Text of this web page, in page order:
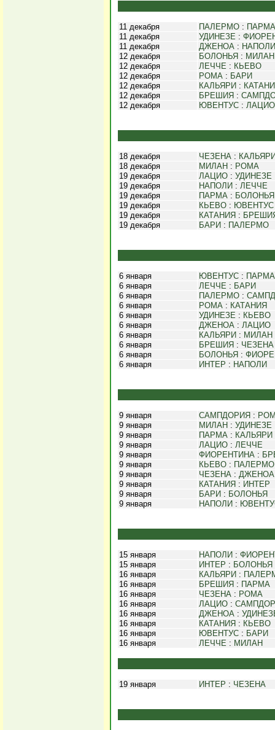
11 декабря ПАЛЕРМО : ПАРМА
11 декабря
УДИНЕЗЕ :
11 декабря
ДЖЕНОА : НАПОЛИ
12 декабря
БОЛОНЬЯ : МИЛАН
12 декабря
ЛЕЧЧЕ : КЬЕВО
12 декабря
РОМА : БАРИ
12 декабря
КАЛЬЯРИ :
12 декабря
БРЕШИЯ :
12 декабря
ЮВЕНТУС : ЛАЦИО
18 декабря ЧЕЗЕНА :
18 декабря
МИЛАН : РОМА
19 декабря
ЛАЦИО : УДИНЕЗЕ
19 декабря
НАПОЛИ : ЛЕЧЧЕ
19 декабря
ПАРМА : БОЛОНЬЯ
19 декабря
КЬЕВО : ЮВЕНТУС
19 декабря
КАТАНИЯ :
19 декабря
БАРИ : ПАЛЕРМО
6 января ЮВЕНТУС : ПАРМА
6 января
ЛЕЧЧЕ : БАРИ
6 января
ПАЛЕРМО :
6 января
РОМА : КАТАНИЯ
6 января
УДИНЕЗЕ : КЬЕВО
6 января
ДЖЕНОА : ЛАЦИО
6 января
КАЛЬЯРИ : МИЛАН
6 января
БРЕШИЯ : ЧЕЗЕНА
6 января
БОЛОНЬЯ :
6 января
ИНТЕР : НАПОЛИ
9 января САМПДОРИЯ :
9 января
МИЛАН : УДИНЕЗЕ
9 января
ПАРМА : КАЛЬЯРИ
9 января
ЛАЦИО : ЛЕЧЧЕ
9 января
ФИОРЕНТИНА :
9 января
КЬЕВО : ПАЛЕРМО
9 января
ЧЕЗЕНА : ДЖЕНОА
9 января
КАТАНИЯ : ИНТЕР
9 января
БАРИ : БОЛОНЬЯ
9 января
НАПОЛИ :
15 января НАПОЛИ :
15 января
ИНТЕР : БОЛОНЬЯ
16 января
КАЛЬЯРИ :
16 января
БРЕШИЯ : ПАРМА
16 января
ЧЕЗЕНА : РОМА
16 января
ЛАЦИО :
16 января
ДЖЕНОА :
16 января
КАТАНИЯ : КЬЕВО
16 января
ЮВЕНТУС : БАРИ
16 января
ЛЕЧЧЕ : МИЛАН
19 января ИНТЕР : ЧЕЗЕНА